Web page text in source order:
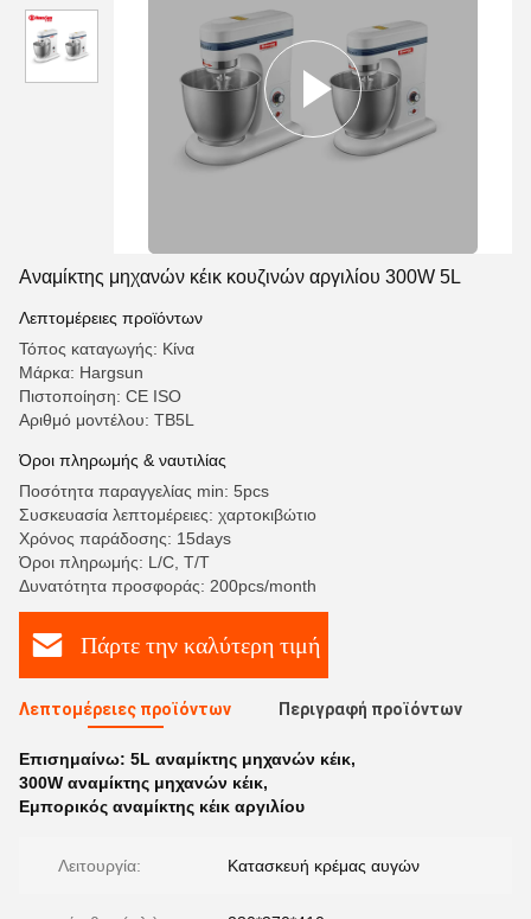
Αναμίκτης μηχανών κέικ κουζινών αργιλίου 300W 5L
Λεπτομέρειες προϊόντων
Τόπος καταγωγής: Κίνα
Μάρκα: Hargsun
Πιστοποίηση: CE ISO
Αριθμό μοντέλου: TB5L
Όροι πληρωμής & ναυτιλίας
Ποσότητα παραγγελίας min: 5pcs
Συσκευασία λεπτομέρειες: χαρτοκιβώτιο
Χρόνος παράδοσης: 15days
Όροι πληρωμής: L/C, T/T
Δυνατότητα προσφοράς: 200pcs/month
Πάρτε την καλύτερη τιμή
Λεπτομέρειες προϊόντων Περιγραφή προϊόντων
Επισημαίνω: 5L αναμίκτης μηχανών κέικ,
300W αναμίκτης μηχανών κέικ,
Εμπορικός αναμίκτης κέικ αργιλίου
Λειτουργία: Κατασκευή κρέμας αυγών